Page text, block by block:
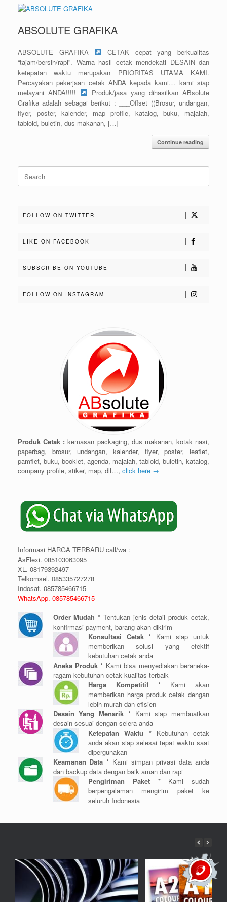
ABSOLUTE GRAFIKA
ABSOLUTE GRAFIKA
CETAK cepat yang berkualitas
“tajam/bersih/rapi”. Warna hasil cetak mendekati DESAIN dan
ketepatan waktu merupakan PRIORITAS UTAMA KAMI.
Percayakan pekerjaan cetak ANDA kepada kami… kami siap
melayani ANDA!!!!!
Produk/jasa yang dihasilkan ABsolute
Grafika adalah sebagai berikut : ___Offset ((Brosur, undangan,
flyer, poster, kalender, map profile, katalog, buku, majalah,
tabloid, buletin, dus makanan, […]
Continue reading
Search
for:
FOLLOW ON TWITTER
LIKE ON FACEBOOK
SUBSCRIBE ON YOUTUBE
FOLLOW ON INSTAGRAM
Produk Cetak : kemasan packaging, dus makanan, kotak nasi,
paperbag, brosur, undangan, kalender, flyer, poster, leaflet,
pamflet, buku, booklet, agenda, majalah, tabloid, buletin, katalog,
company profile, stiker, map, dll…, click here →
Informasi HARGA TERBARU call/wa :
AsFlexi. 085103063095
XL. 08179392497
Telkomsel. 085335727278
Indosat. 085785466715
WhatsApp. 085785466715
Order Mudah * Tentukan jenis detail produk cetak,
konfirmasi payment, barang akan dikirim
Konsultasi Cetak* Kami siap untuk
memberikan solusi yang efektif
kebutuhan cetak anda
Aneka Produk* Kami bisa menyediakan beraneka-
ragam kebutuhan cetak kualitas terbaik
Harga Kompetitif * Kami akan
memberikan harga produk cetak dengan
lebih murah dan efisien
Desain Yang Menarik * Kami siap membuatkan
desain sesuai dengan selera anda
Ketepatan Waktu * Kebutuhan cetak
anda akan siap selesai tepat waktu saat
dipergunakan
Keamanan Data * Kami simpan privasi data anda
dan backup data dengan baik aman dan rapi
Pengiriman Paket* Kami sudah
berpengalaman mengirim paket ke
seluruh Indonesia